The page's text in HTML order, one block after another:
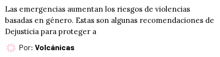
Las emergencias aumentan los riesgos de violencias
basadas en género. Estas son algunas recomendaciones de
Dejusticia para proteger a
Por: Volcánicas